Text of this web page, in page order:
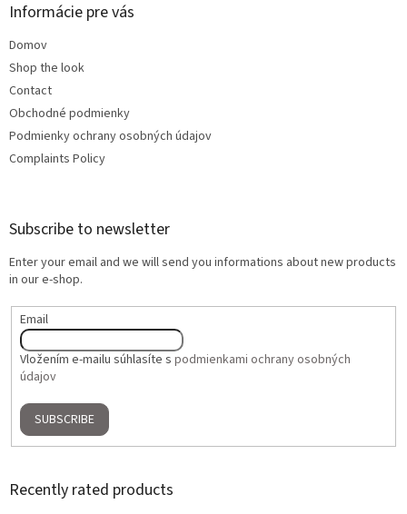
Informácie pre vás
Domov
Shop the look
Contact
Obchodné podmienky
Podmienky ochrany osobných údajov
Complaints Policy
Subscribe to newsletter
Enter your email and we will send you informations about new products
in our e-shop.
Email
Vložením e-mailu súhlasíte s podmienkami ochrany osobných
údajov
SUBSCRIBE
Recently rated products